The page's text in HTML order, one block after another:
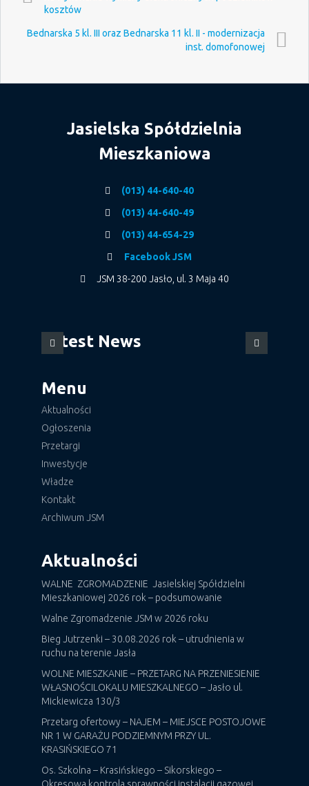
kosztów
Bednarska 5 kl. III oraz Bednarska 11 kl. II - modernizacja
inst. domofonowej
Jasielska Spółdzielnia
Mieszkaniowa
(013) 44-640-40
(013) 44-640-49
(013) 44-654-29
Facebook JSM
JSM 38-200 Jasło, ul. 3 Maja 40
Latest News
Menu
Aktualności
Ogłoszenia
Przetargi
Inwestycje
Władze
Kontakt
Archiwum JSM
Aktualności
WALNE ZGROMADZENIE Jasielskiej Spółdzielni
Mieszkaniowej 2026 rok – podsumowanie
Walne Zgromadzenie JSM w 2026 roku
Bieg Jutrzenki – 30.08.2026 rok – utrudnienia w
ruchu na terenie Jasła
WOLNE MIESZKANIE – PRZETARG NA PRZENIESIENIE
WŁASNOŚCILOKALU MIESZKALNEGO – Jasło ul.
Mickiewicza 130/3
Przetarg ofertowy – NAJEM – MIEJSCE POSTOJOWE
NR 1 W GARAŻU PODZIEMNYM PRZY UL.
KRASIŃSKIEGO 71
Os. Szkolna – Krasińskiego – Sikorskiego –
Okresowa kontrola sprawności instalacji gazowej